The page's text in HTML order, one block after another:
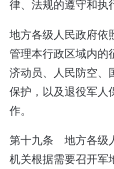
律、法规的遵守和执
地方各级人民政府依
管理本行政区域内的
济动员、人民防空、
保护，以及退役军人
作。
第十九条 地方各级
机关根据需要召开军